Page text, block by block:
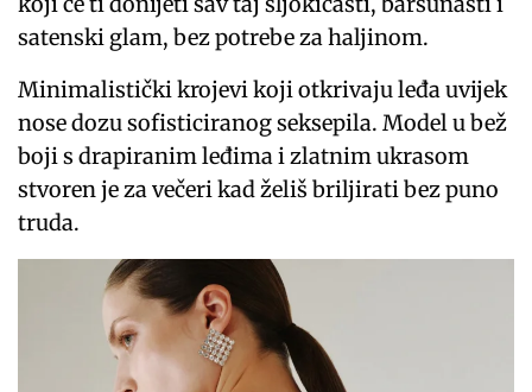
satenski glam, bez potrebe za haljinom.
Minimalistički krojevi koji otkrivaju leđa uvijek
nose dozu sofisticiranog seksepila. Model u bež
boji s drapiranim leđima i zlatnim ukrasom
stvoren je za večeri kad želiš briljirati bez puno
truda.